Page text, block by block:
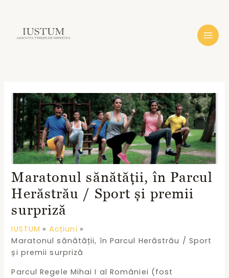
content
Maratonul sănătății, în Parcul
Herăstrău / Sport și premii
surpriză
IUSTUM
Acțiuni
Maratonul sănătății, în Parcul Herăstrău / Sport
și premii surpriză
Parcul Regele Mihai I al României (fost